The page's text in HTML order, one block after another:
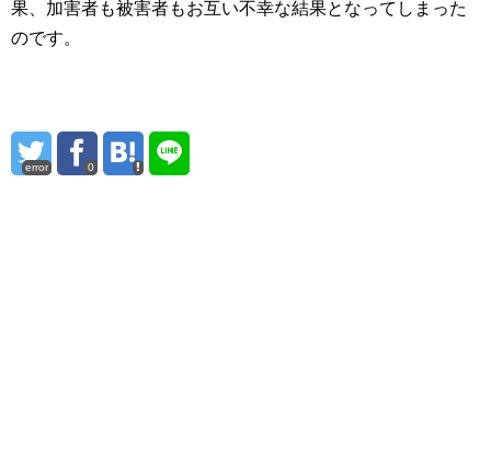
果、加害者も被害者もお互い不幸な結果となってしまった
のです。
error 0